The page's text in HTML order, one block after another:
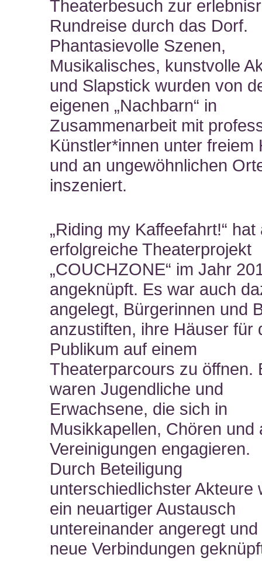
Theaterbesuch zur
Rundreise durch das Dorf.
Phantasievolle Szenen,
Musikalisches, kunstvolle
und Slapstick wurden von
eigenen „Nachbarn“ in
Zusammenarbeit mit
Künstler*innen unter freiem
und an ungewöhnlichen
inszeniert.
„Riding my Kaffeefahrt!“
erfolgreiche Theaterprojekt
„COUCHZONE“ im Jahr
angeknüpft. Es war auch
angelegt, Bürgerinnen und
anzustiften, ihre Häuser für
Publikum auf einem
Theaterparcours zu öffnen.
waren Jugendliche und
Erwachsene, die sich in
Musikkapellen, Chören und
Vereinigungen engagieren.
Durch Beteiligung
unterschiedlichster Akteure
ein neuartiger Austausch
untereinander angeregt
neue Verbindungen